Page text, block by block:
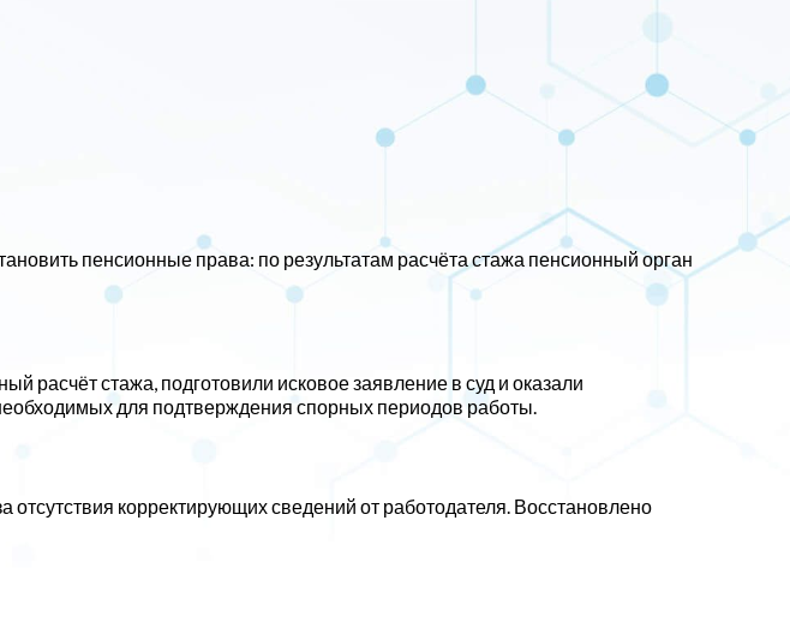
пенсионные права: по результатам расчёта стажа пенсионный орган
расчёт стажа, подготовили исковое заявление в суд и оказали
для подтверждения спорных периодов работы.
корректирующих сведений от работодателя. Восстановлено